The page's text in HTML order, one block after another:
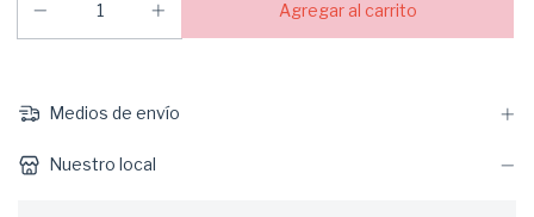
Medios de envío
Nuestro local